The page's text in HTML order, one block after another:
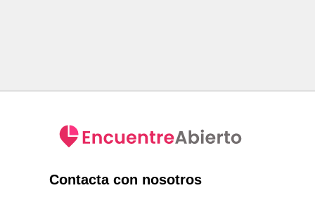
Contacta con nosotros